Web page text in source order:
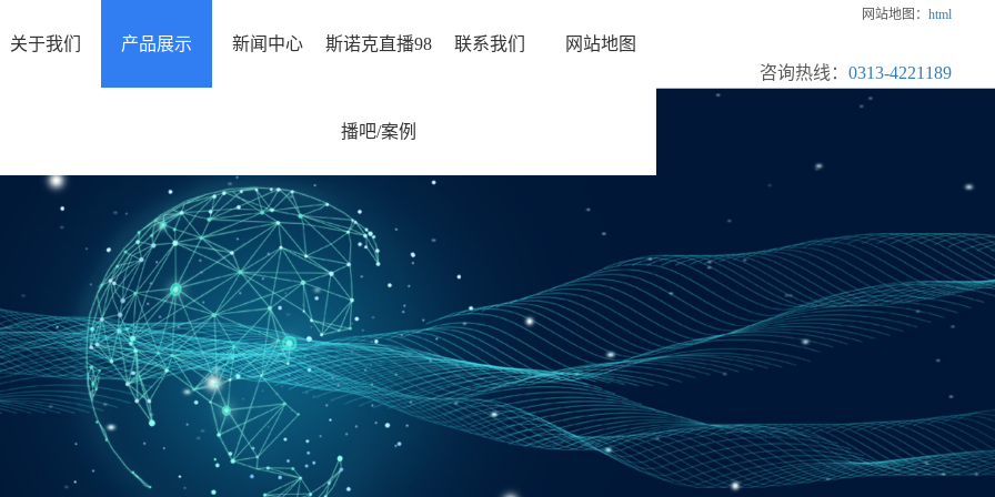
关于我们 产品展示 新闻中心 斯诺克直播98
播吧/案例
联系我们 网站地图
网站地图： html
咨询热线： 0313-4221189